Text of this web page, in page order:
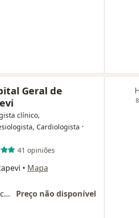
Geral de
clínico,
Cardiologista ·
41 opiniões
• Mapa
Primeira consulta ginecologia e obstetrícia
Preço não disponível